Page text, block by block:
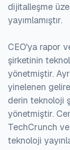
dijitalleşme
yayımlamıştır.
CEO'ya rapor
şirketinin
yönetmiştir.
yinelenen
derin teknoloji
yönetmiştir.
TechCrunch
teknoloji